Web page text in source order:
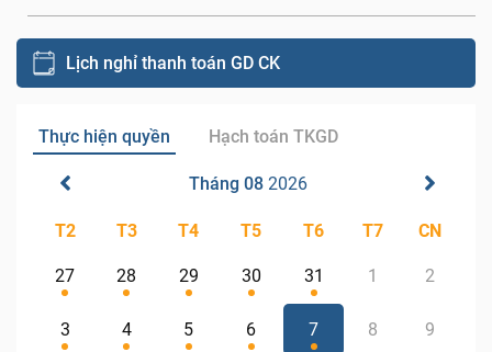
Lịch nghỉ thanh toán GD CK
Thực hiện quyền Hạch toán TKGD
Tháng 08 2026
T2 T3 T4 T5 T6 T7 CN
27 28 29 30 31 1 2
3 4 5 6 7 8 9